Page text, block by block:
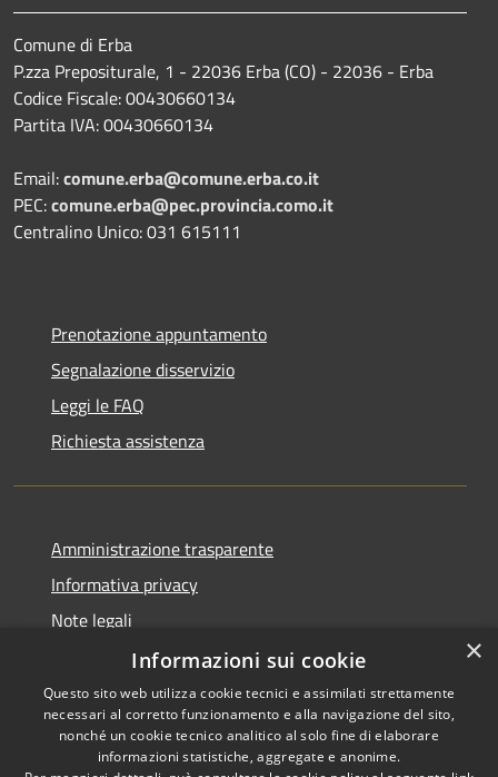
Comune di Erba
P.zza Prepositurale, 1 - 22036 Erba (CO) - 22036 - Erba
Codice Fiscale: 00430660134
Partita IVA: 00430660134
Email:comune.erba@comune.erba.co.it
PEC:comune.erba@pec.provincia.como.it
Centralino Unico: 031 615111
Prenotazione appuntamento
Segnalazione disservizio
Leggi le FAQ
Richiesta assistenza
Amministrazione trasparente
Informativa privacy
Note legali
Dichiarazione di accessibilità
RSS Copyright © 2026 • Comune di
×
Informazioni sui cookie
Questo sito web utilizza cookie tecnici e assimilati strettamente
necessari al corretto funzionamento e alla navigazione del sito,
nonché un cookie tecnico analitico al solo fine di elaborare
informazioni statistiche, aggregate e anonime.